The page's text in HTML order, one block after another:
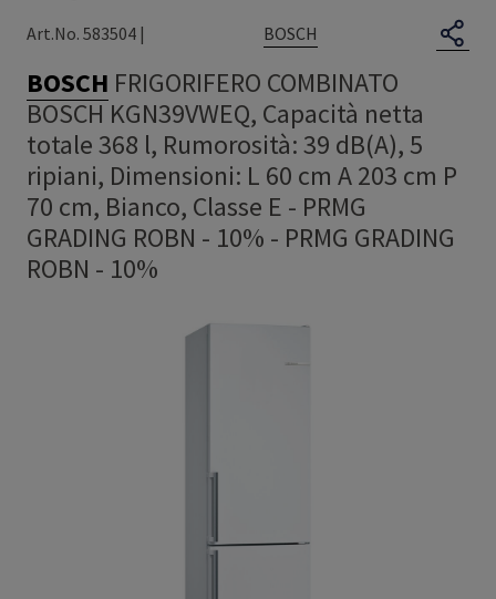
Art.No. 583504 |
BOSCH
BOSCH FRIGORIFERO COMBINATO
BOSCH KGN39VWEQ, Capacità netta
totale 368 l, Rumorosità: 39 dB(A), 5
ripiani, Dimensioni: L 60 cm A 203 cm P
70 cm, Bianco, Classe E - PRMG
GRADING ROBN - 10% - PRMG GRADING
ROBN - 10%